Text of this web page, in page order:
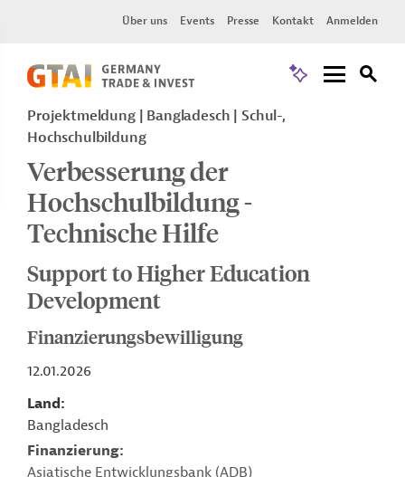
Über uns Events Presse Kontakt Anmelden
Projektmeldung Bangladesch
Schul-,
Hochschulbildung
Verbesserung der
Hochschulbildung -
Technische Hilfe
Support to Higher Education
Development
Finanzierungsbewilligung
12.01.2026
Land
Bangladesch
Finanzierung
Asiatische Entwicklungsbank (ADB)